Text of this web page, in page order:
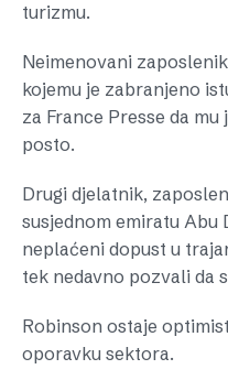
turizmu.
Neimenovani
kojemu je zabranjeno
za France Presse da
posto.
Drugi djelatnik,
susjednom emiratu Abu
neplaćeni dopust u
tek nedavno pozvali da
Robinson ostaje
oporavku sektora.